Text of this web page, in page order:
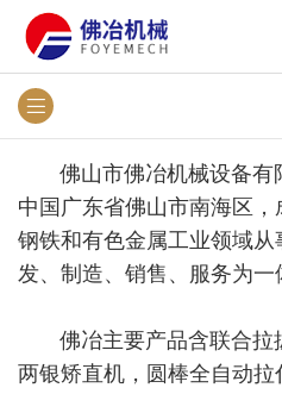
佛山市佛冶机械设备有
中国广东省佛山市南海区，
钢铁和有色金属工业领域
发、制造、销售、服务为一
佛冶主要产品含联合拉
两银矫直机，圆棒全自动